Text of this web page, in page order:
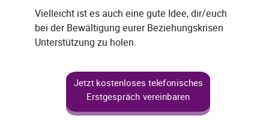
Vielleicht ist es auch eine gute Idee, dir/euch
bei der Bewältigung eurer Beziehungskrisen
Unterstützung zu holen.
Jetzt kostenloses telefonisches
Erstgespräch vereinbaren